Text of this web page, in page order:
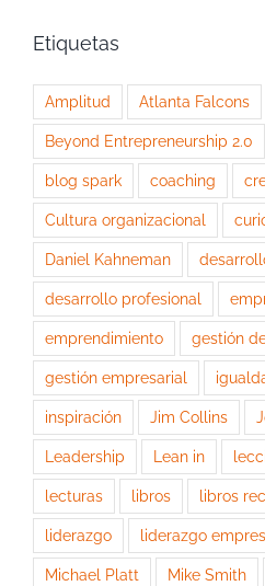
Etiquetas
Amplitud Atlanta Falcons
Beyond Entrepreneurship 2.0
blog spark coaching
Cultura organizacional
Daniel Kahneman
desarrollo profesional
emprendimiento gestión
gestión empresarial
inspiración Jim Collins
Leadership Lean in
lecturas libros libros
liderazgo liderazgo
Michael Platt Mike Smith